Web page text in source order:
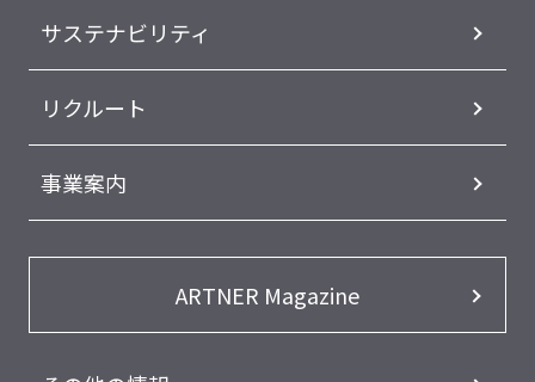
サステナビリティ
リクルート
事業案内
ARTNER Magazine